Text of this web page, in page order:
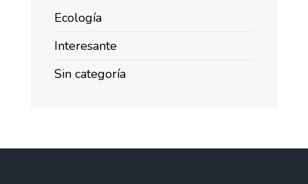
Ecología
Interesante
Sin categoría